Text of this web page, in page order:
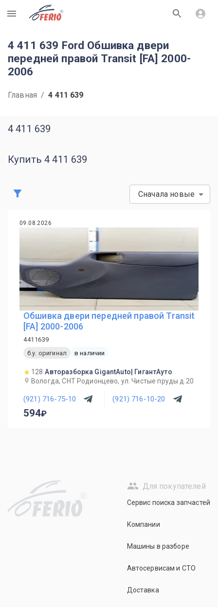
R
4 411 639 Ford Обшивка двери
передней правой Transit [FA] 2000-
2006
Главная / 4 411 639
4 411 639
Купить 4 411 639
Сначала новые
09.08.2026
Обшивка двери передней правой Transit
[FA] 2000-2006
4411639
б.у. оригинал
в наличии
128 Авторазборка GigantAuto| ГигантАуто
Вологда, СНТ Родионцево, ул. Чистые пруды д.20
(921) 716-75-10 (921) 716-10-20
594
R
Для покупателей
Сервис поиска запчастей
Компании
Машины в разборе
Автосервисам и СТО
Доставка